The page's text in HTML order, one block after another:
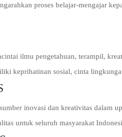
proses belajar-mengajar
ilmu pengetahuan, terampil,
keprihatinan sosial, cinta
inovasi dan kreativitas dalam
untuk seluruh masyarakat